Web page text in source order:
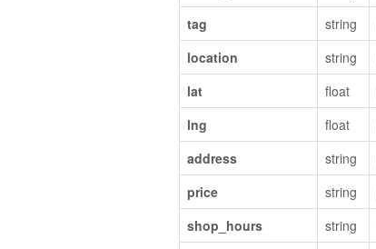
tag
string
location
string
lat
float
lng
float
address
string
price
string
shop_hours
string